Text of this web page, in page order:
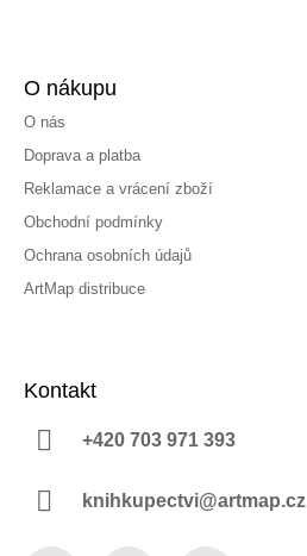
O nákupu
O nás
Doprava a platba
Reklamace a vrácení zboží
Obchodní podmínky
Ochrana osobních údajů
ArtMap distribuce
Kontakt
+420 703 971 393
knihkupectvi@artmap.cz